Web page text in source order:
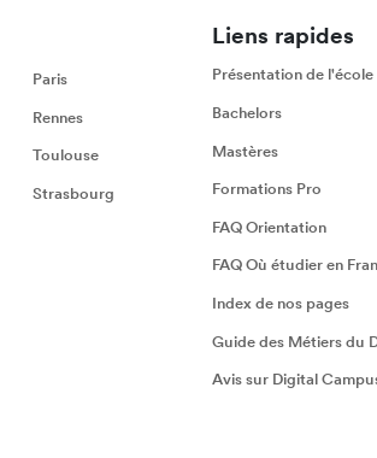
Paris
Rennes
Toulouse
Strasbourg
Liens rapides
Présentation de l'école
Bachelors
Mastères
Formations Pro
FAQ Orientation
FAQ Où étudier en
Index de nos pages
Guide des Métiers du
Avis sur Digital